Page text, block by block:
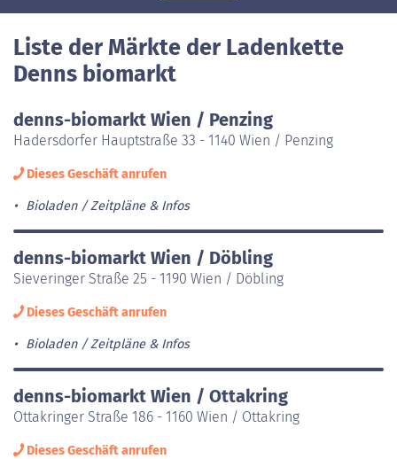
Liste der Märkte der Ladenkette
Denns biomarkt
denns-biomarkt Wien / Penzing
Hadersdorfer Hauptstraße 33 - 1140 Wien / Penzing
Dieses Geschäft anrufen
Bioladen Zeitpläne & Infos
denns-biomarkt Wien / Döbling
Sieveringer Straße 25 - 1190 Wien / Döbling
Dieses Geschäft anrufen
Bioladen Zeitpläne & Infos
denns-biomarkt Wien / Ottakring
Ottakringer Straße 186 - 1160 Wien / Ottakring
Dieses Geschäft anrufen